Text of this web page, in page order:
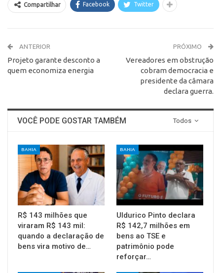
Compartilhar Facebook Twitter
ANTERIOR
Projeto garante desconto a
quem economiza energia
PRÓXIMO
Vereadores em obstrução
cobram democracia e
presidente da câmara
declara guerra.
Todos
VOCÊ PODE GOSTAR TAMBÉM
BAHIA
R$ 143 milhões que
viraram R$ 143 mil:
quando a declaração de
bens vira motivo de…
BAHIA
Uldurico Pinto declara
R$ 142,7 milhões em
bens ao TSE e
patrimônio pode
reforçar…